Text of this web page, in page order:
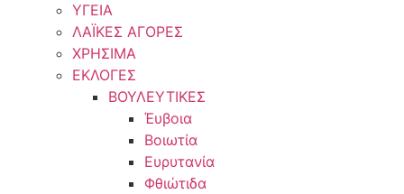
ΥΓΕΙΑ
ΛΑΪΚΕΣ ΑΓΟΡΕΣ
ΧΡΗΣΙΜΑ
ΕΚΛΟΓΕΣ
ΒΟΥΛΕΥΤΙΚΕΣ
Έυβοια
Βοιωτία
Ευρυτανία
Φθιώτιδα